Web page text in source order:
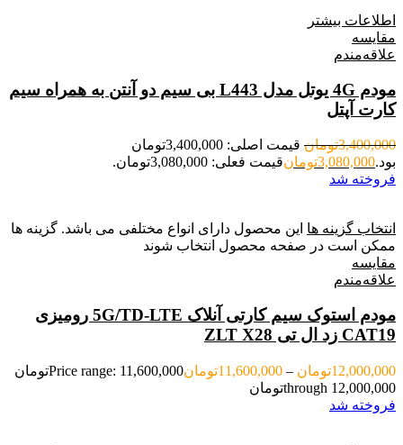
اطلاعات بیشتر
مقایسه
علاقه‌مندم
مودم 4G یوتل مدل L443 بی سیم دو آنتن به همراه سیم
کارت آپتل
3,400,000تومان
قیمت اصلی: 3,400,000تومان
بود.3,080,000تومانقیمت فعلی: 3,080,000تومان.
فروخته شد
انتخاب گزینه ها این محصول دارای انواع مختلفی می باشد. گزینه ها
ممکن است در صفحه محصول انتخاب شوند
مقایسه
علاقه‌مندم
مودم استوک سیم کارتی آنلاک 5G/TD-LTE رومیزی
CAT19 زد ال تی ZLT X28
12,000,000تومان –
11,600,000تومان
Price range: 11,600,000تومان
through 12,000,000تومان
فروخته شد